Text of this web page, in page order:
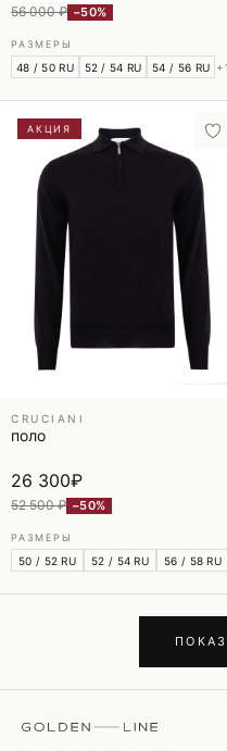
56 000 ₽ −50%
РАЗМЕРЫ
48 / 50 RU 52 / 54 RU 54 / 56 RU
АКЦИЯ
CRUCIANI
поло
26 300₽
52 500 ₽ −50%
РАЗМЕРЫ
50 / 52 RU 52 / 54 RU 56 / 58 RU